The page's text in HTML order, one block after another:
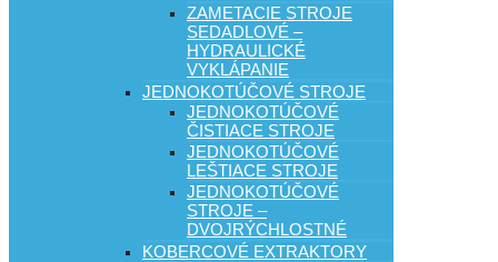
ZAMETACIE STROJE
SEDADLOVÉ –
HYDRAULICKÉ
VYKLÁPANIE
JEDNOKOTÚČOVÉ STROJE
JEDNOKOTÚČOVÉ
ČISTIACE STROJE
JEDNOKOTÚČOVÉ
LEŠTIACE STROJE
JEDNOKOTÚČOVÉ
STROJE –
DVOJRÝCHLOSTNÉ
KOBERCOVÉ EXTRAKTORY